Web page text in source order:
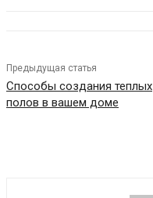
Предыдущая статья
Способы создания теплых
полов в вашем доме